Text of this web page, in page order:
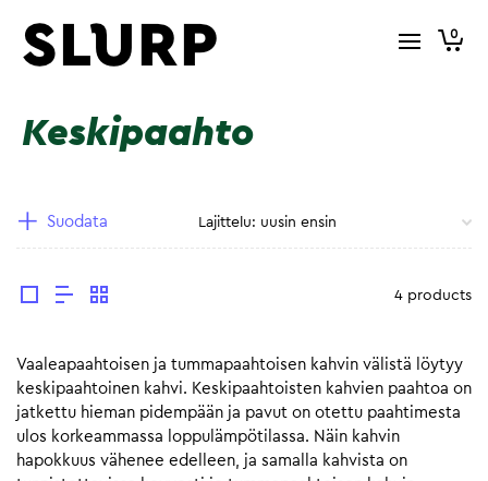
0
Keskipaahto
Suodata
4 products
Vaaleapaahtoisen ja tummapaahtoisen kahvin välistä löytyy
keskipaahtoinen kahvi. Keskipaahtoisten kahvien paahtoa on
jatkettu hieman pidempään ja pavut on otettu paahtimesta
ulos korkeammassa loppulämpötilassa. Näin kahvin
hapokkuus vähenee edelleen, ja samalla kahvista on